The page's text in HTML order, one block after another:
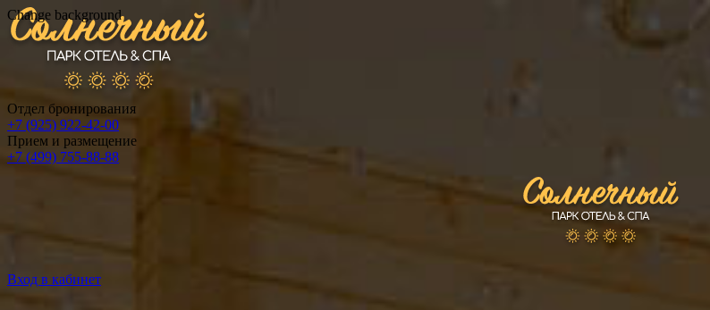
Change background
Отдел бронирования
+7 (925) 922-42-00
Прием и размещение
+7 (499) 755-88-88
Вход в кабинет